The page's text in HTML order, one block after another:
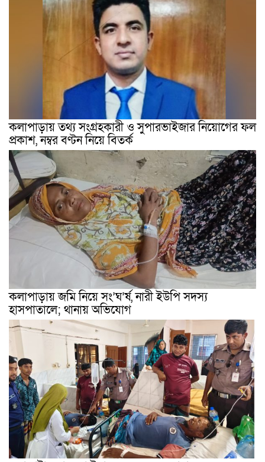
কলাপাড়ায় তথ্য সংগ্রহকারী ও সুপারভাইজার নিয়োগের ফল
প্রকাশ, নম্বর বণ্টন নিয়ে বিতর্ক
কলাপাড়ায় জমি নিয়ে সং’ঘ’র্ষ, নারী ইউপি সদস্য
হাসপাতালে; থানায় অভিযোগ